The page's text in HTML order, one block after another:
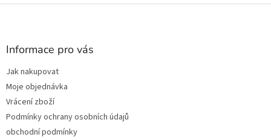
Z
Informace pro vás
Jak nakupovat
Moje objednávka
Vrácení zboží
Podmínky ochrany osobních údajů
obchodní podmínky